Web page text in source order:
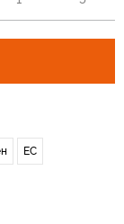
ЕС